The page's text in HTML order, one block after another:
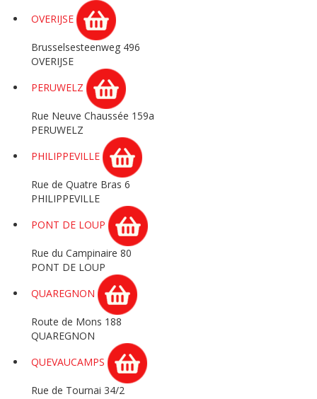
OVERIJSE
Brusselsesteenweg 496
OVERIJSE
PERUWELZ
Rue Neuve Chaussée 159a
PERUWELZ
PHILIPPEVILLE
Rue de Quatre Bras 6
PHILIPPEVILLE
PONT DE LOUP
Rue du Campinaire 80
PONT DE LOUP
QUAREGNON
Route de Mons 188
QUAREGNON
QUEVAUCAMPS
Rue de Tournai 34/2